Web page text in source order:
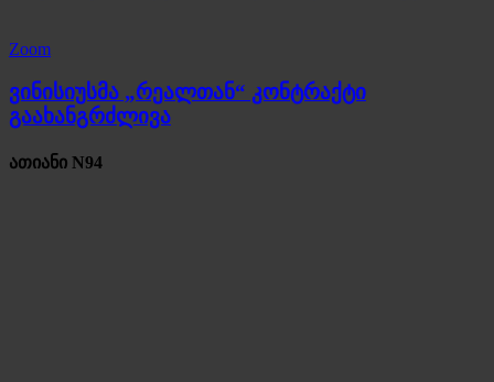
Zoom
ვინისიუსმა „რეალთან“ კონტრაქტი
გაახანგრძლივა
ათიანი N94